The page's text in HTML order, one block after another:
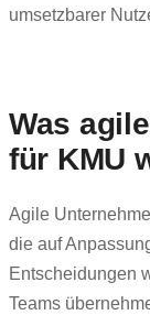
umsetzbarer
Was
für KMU
Agile
die auf
Entscheidungen
Teams